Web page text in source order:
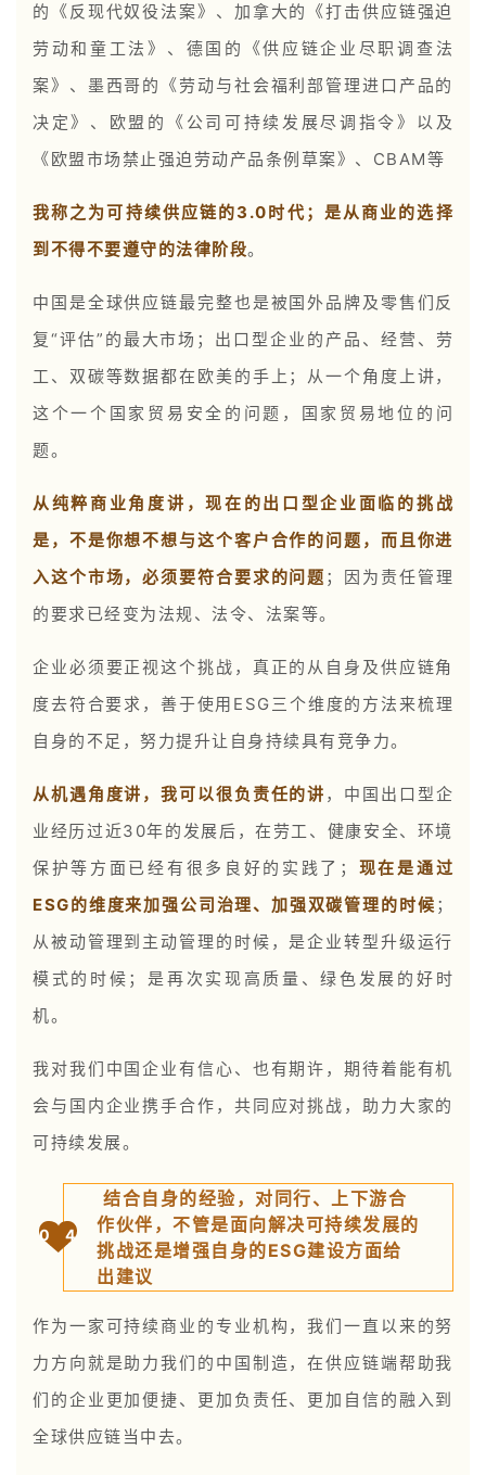
的《反现代奴役法案》、加拿大的《打击供应链强迫
劳动和童工法》、德国的《供应链企业尽职调查法
案》、墨西哥的《劳动与社会福利部管理进口产品的
决定》、欧盟的《公司可持续发展尽调指令》以及
《欧盟市场禁止强迫劳动产品条例草案》、CBAM等
我称之为可持续供应链的3.0时代；是从商业的选择
到不得不要遵守的法律阶段。
中国是全球供应链最完整也是被国外品牌及零售们反
复“评估”的最大市场；出口型企业的产品、经营、劳
工、双碳等数据都在欧美的手上；从一个角度上讲，
这个一个国家贸易安全的问题，国家贸易地位的问
题。
从纯粹商业角度讲，现在的出口型企业面临的挑战
是，不是你想不想与这个客户合作的问题，而且你进
入这个市场，必须要符合要求的问题 ；因为责任管理
的要求已经变为法规、法令、法案等。
企业必须要正视这个挑战，真正的从自身及供应链角
度去符合要求，善于使用ESG三个维度的方法来梳理
自身的不足，努力提升让自身持续具有竞争力。
从机遇角度讲，我可以很负责任的讲 ，中国出口型企
业经历过近30年的发展后，在劳工、健康安全、环境
保护等方面已经有很多良好的实践了； 现在是通过
ESG的维度来加强公司治理、加强双碳管理的时候 ；
从被动管理到主动管理的时候，是企业转型升级运行
模式的时候；是再次实现高质量、绿色发展的好时
机。
我对我们中国企业有信心、也有期许，期待着能有机
会与国内企业携手合作，共同应对挑战，助力大家的
可持续发展。
0 4
结合自身的经验，对同行、上下游合
作伙伴，不管是面向解决可持续发展的
挑战还是增强自身的ESG建设方面给
出建议
作为一家可持续商业的专业机构，我们一直以来的努
力方向就是助力我们的中国制造，在供应链端帮助我
们的企业更加便捷、更加负责任、更加自信的融入到
全球供应链当中去。